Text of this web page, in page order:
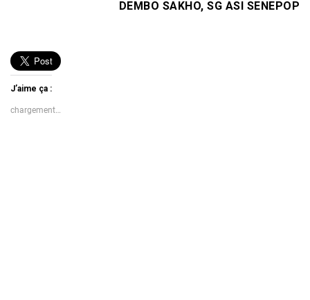
DEMBO SAKHO, SG ASI SENEPOP
J’aime ça :
chargement…